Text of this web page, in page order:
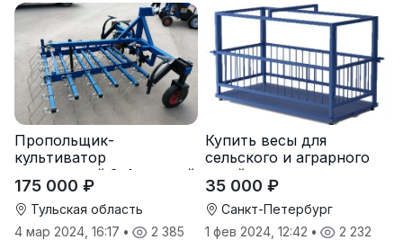
Пропольщик-
культиватор
штригерный 3-4-рядный
«ТУЛКА-3/4»
175 000 ₽
Тульская область
4 мар 2024, 16:17 • 2 385
Купить весы для
сельского и аграрного
хозяйства от
производителя
35 000 ₽
Санкт-Петербург
1 фев 2024, 12:42 • 2 232